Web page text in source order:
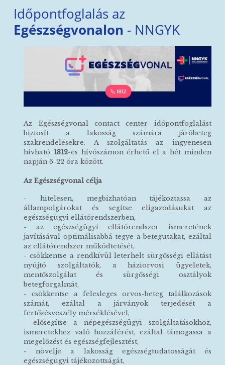
Időpontfoglalás az
Egészségvonalon - NNGYK
Az Egészségvonal contact center időpontfoglalást
biztosít a lakosság számára járóbeteg
szakrendelésekre. A szolgáltatás az ingyenesen
hívható 1812-es hívószámon érhető el a hét minden
napján 6-22 óra között.
Az Egészségvonal célja
- hitelesen, megbízhatóan tájékoztassa az
állampolgárokat és segítse eligazodásukat az
egészségügyi ellátórendszerben,
- az egészségügyi ellátórendszer ismeretének
javításával optimálisabbá tegye a betegutakat, ezáltal
az ellátórendszer működtetését,
- csökkentse a rendkívül leterhelt sürgősségi ellátást
nyújtó szolgáltatók, a háziorvosi ügyeletek,
mentőszolgálat és sürgősségi osztályok
betegforgalmát,
- csökkentse a felesleges orvos-beteg találkozások
számát, ezáltal a járványok terjedését a
fertőzésveszély mérséklésével,
- elősegítse a népegészségügyi szolgáltatásokhoz,
ismeretekhez való hozzáférést, ezáltal támogassa a
megelőzést és egészségfejlesztést,
- növelje a lakosság egészségtudatosságát és
egészségügyi tájékozottságát,